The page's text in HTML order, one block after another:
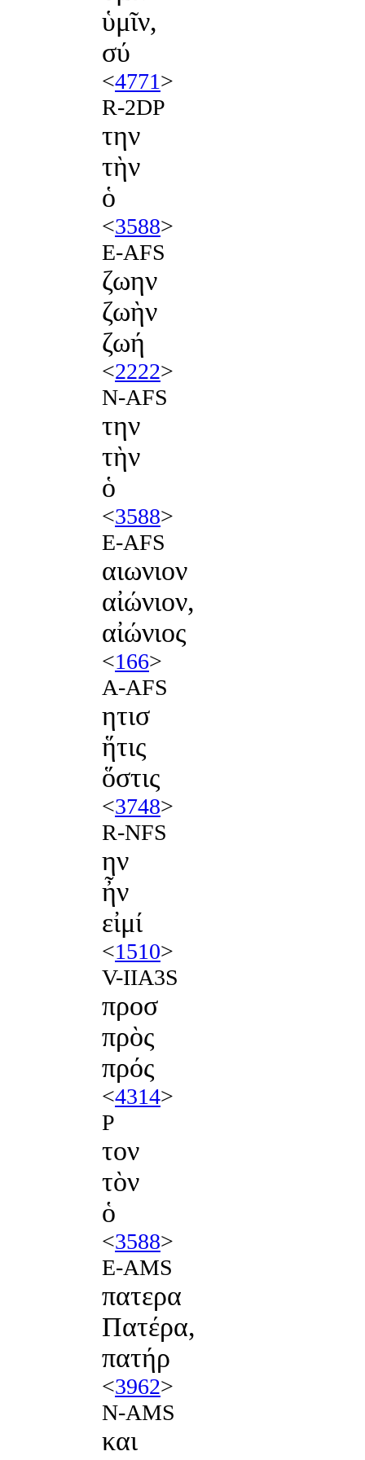
ὑμῖν,
σύ
<4771>
R-2DP
την
τὴν
ὁ
<3588>
E-AFS
ζωην
ζωὴν
ζωή
<2222>
N-AFS
την
τὴν
ὁ
<3588>
E-AFS
αιωνιον
αἰώνιον,
αἰώνιος
<166>
A-AFS
ητισ
ἥτις
ὅστις
<3748>
R-NFS
ην
ἦν
εἰμί
<1510>
V-IIA3S
προσ
πρὸς
πρός
<4314>
P
τον
τὸν
ὁ
<3588>
E-AMS
πατερα
Πατέρα,
πατήρ
<3962>
N-AMS
και